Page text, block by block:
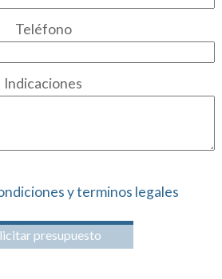
Teléfono
Indicaciones
y terminos legales
presupuesto